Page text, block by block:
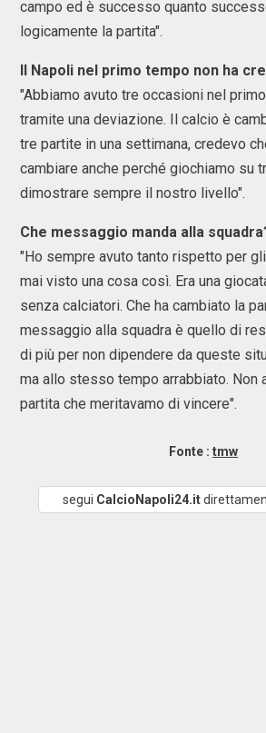
campo ed è successo quanto
logicamente la partita".
Il Napoli nel primo tempo non ha
"Abbiamo avuto tre occasioni nel
tramite una deviazione. Il calcio è
tre partite in una settimana, credevo
cambiare anche perché giochiamo su
dimostrare sempre il nostro livello".
Che messaggio manda alla
"Ho sempre avuto tanto rispetto per
mai visto una cosa così. Era una
senza calciatori. Che ha cambiato la
messaggio alla squadra è quello di
di più per non dipendere da queste
ma allo stesso tempo arrabbiato. Non
partita che meritavamo di vincere".
Fonte : tmw
segui CalcioNapoli24.it